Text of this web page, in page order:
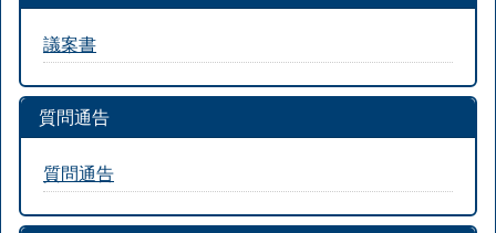
議案書
質問通告
質問通告